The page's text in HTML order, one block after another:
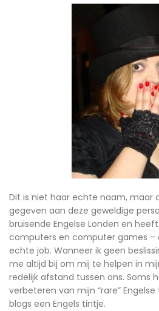
Dit is niet haar echte naam, maar
gegeven aan deze geweldige
bruisende Engelse Londen en
computers en computer games –
echte job. Wanneer ik geen
me altijd bij om mij te helpen in
redelijk afstand tussen ons. Soms
verbeteren van mijn “rare”
blogs een Engels tintje.